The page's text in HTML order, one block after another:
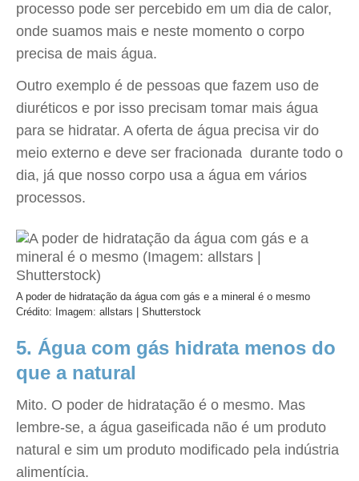
processo pode ser percebido em um dia de calor,
onde suamos mais e neste momento o corpo
precisa de mais água.
Outro exemplo é de pessoas que fazem uso de
diuréticos e por isso precisam tomar mais água
para se hidratar. A oferta de água precisa vir do
meio externo e deve ser fracionada durante todo o
dia, já que nosso corpo usa a água em vários
processos.
A poder de hidratação da água com gás e a mineral é o mesmo
Crédito: Imagem: allstars | Shutterstock
5. Água com gás hidrata menos do
que a natural
Mito. O poder de hidratação é o mesmo. Mas
lembre-se, a água gaseificada não é um produto
natural e sim um produto modificado pela indústria
alimentícia.